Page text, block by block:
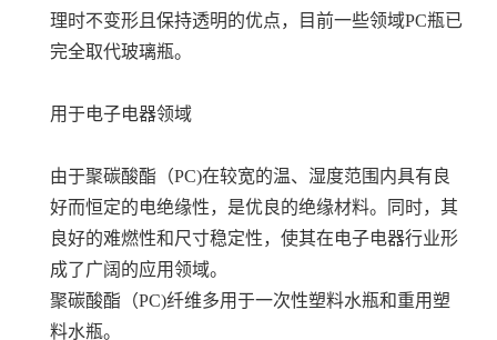
理时不变形且保持透明的优点，目前一些领域PC瓶已
完全取代玻璃瓶。
用于电子电器领域
由于聚碳酸酯（PC)在较宽的温、湿度范围内具有良
好而恒定的电绝缘性，是优良的绝缘材料。同时，其
良好的难燃性和尺寸稳定性，使其在电子电器行业形
成了广阔的应用领域。
聚碳酸酯（PC)纤维多用于一次性塑料水瓶和重用塑
料水瓶。